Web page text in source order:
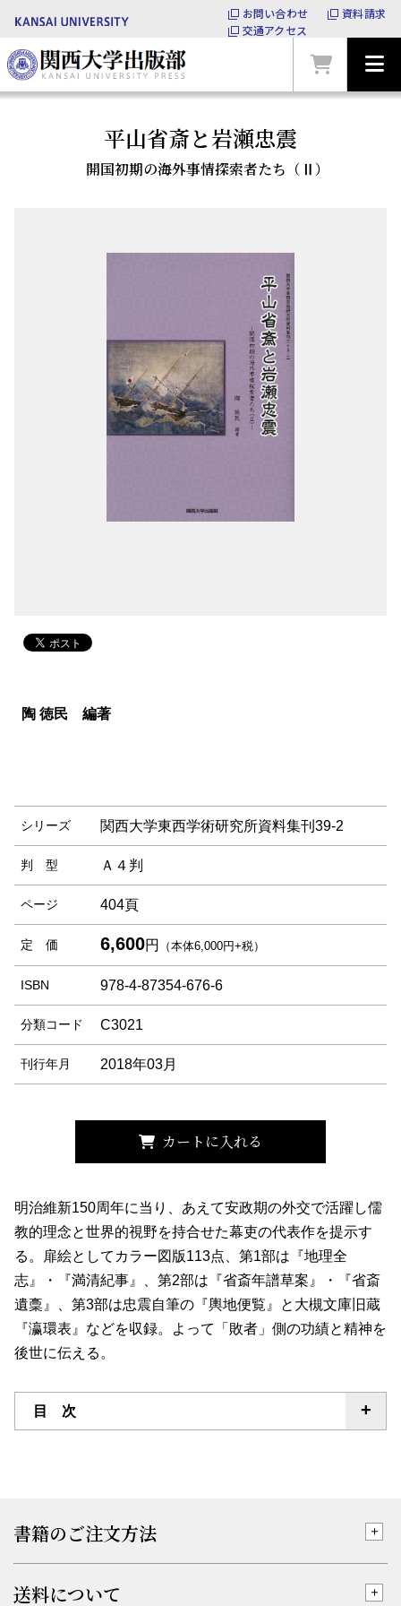
お問い合わせ
資料請求
交通アクセス
平山省斎と岩瀬忠震
開国初期の海外事情探索者たち（Ⅱ）
陶 徳民 編著
シリーズ 関西大学東西学術研究所資料集刊39-2
判 型 Ａ４判
ページ 404頁
定 価 6,600円 （本体6,000円+税）
ISBN 978-4-87354-676-6
分類コード C3021
刊行年月 2018年03月
カートに入れる
明治維新150周年に当り、あえて安政期の外交で活躍し儒
教的理念と世界的視野を持合せた幕吏の代表作を提示す
る。扉絵としてカラー図版113点、第1部は『地理全
志』・『満清紀事』、第2部は『省斎年譜草案』・『省斎
遺稾』、第3部は忠震自筆の『輿地便覧』と大槻文庫旧蔵
『瀛環表』などを収録。よって「敗者」側の功績と精神を
後世に伝える。
目 次
書籍のご注文方法
送料について